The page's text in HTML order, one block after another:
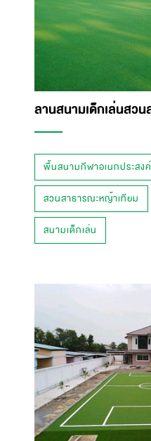
ลานสนามเด็กเล่นสว
พื้นสนามกีฬาอเนกประสง
สวนสาธารณะหญ้าเทียม
สนามเด็กเล่น